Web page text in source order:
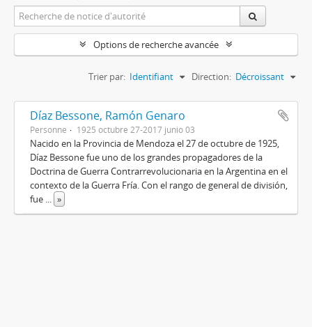
Options de recherche avancée
Trier par: Identifiant Direction: Décroissant
Díaz Bessone, Ramón Genaro
Personne 1925 octubre 27-2017 junio 03
Nacido en la Provincia de Mendoza el 27 de octubre de 1925,
Díaz Bessone fue uno de los grandes propagadores de la
Doctrina de Guerra Contrarrevolucionaria en la Argentina en el
contexto de la Guerra Fría. Con el rango de general de división,
fue ... »